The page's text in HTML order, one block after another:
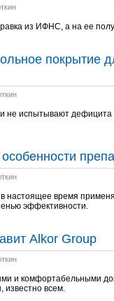
из ИФНС, а на ее
покрытие
не испытывают дефицита
настоящее время
эффективности.
Alkor Group
и комфортабельными
известно всем.